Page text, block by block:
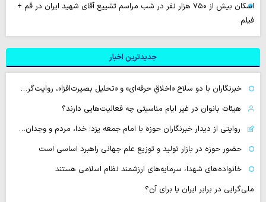
اسکان بیش از ۷۵۰ هزار نفر در شب مراسم تشییع آقای شهید ایران در قم +
فیلم
جدیدترین اخبار
خبرنگاران با دو سلاح «اخلاقِ حرفه‌ای» و «تحلیل بصیرت‌افزا»، روایت‌گر…
هیئات بانوان در غیر ایام مناسبتی چه فعالیت‌هایی دارند؟
روایتی از دیدار خبرنگاران حوزه با امام جمعه یزد؛ خدا، مردم و وجدان…
حضور حوزه در بازار تولید و توزیع علم جهانی راهبرد اساسی است
خانواده‌های شهدا، سرمایه‌های ارزشمند نظام اسلامی هستند
ملی‌گرایی در برابر ایران یا برای آن؟